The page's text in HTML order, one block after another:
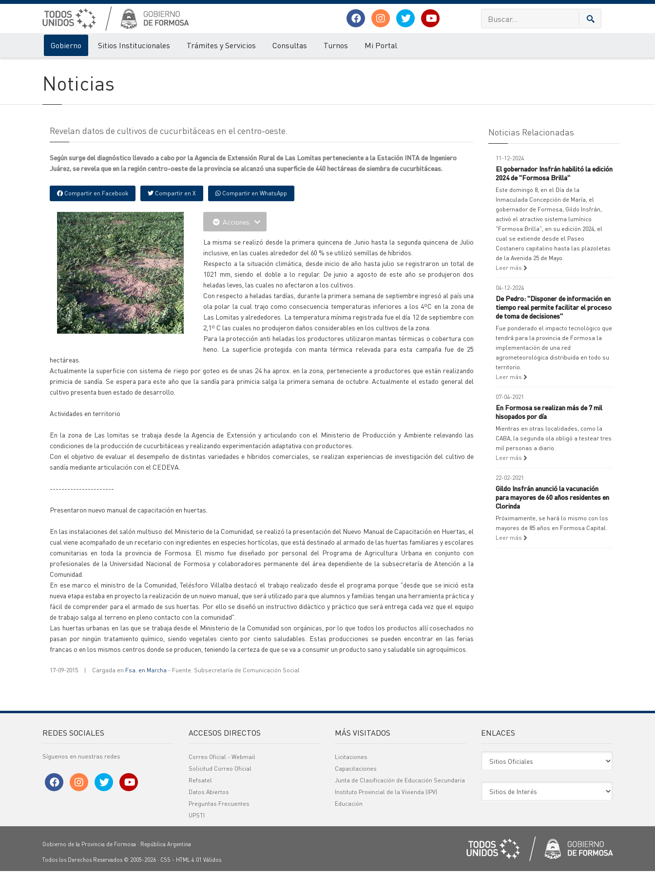
Gobierno Sitios Institucionales Trámites y Servicios Consultas Turnos Mi Portal
Noticias
Revelan datos de cultivos de cucurbitáceas en el centro-oeste.
Según surge del diagnóstico llevado a cabo por la Agencia de Extensión Rural de Las Lomitas perteneciente a la Estación INTA de Ingeniero
Juárez, se revela que en la región centro-oeste de la provincia se alcanzó una superficie de 440 hectáreas de siembra de cucurbitáceas.
Compartir en Facebook Compartir en X Compartir en WhatsApp
Acciones
La misma se realizó desde la primera quincena de Junio hasta la segunda quincena de Julio
inclusive, en las cuales alrededor del 60 % se utilizó semillas de híbridos.
Respecto a la situación climática, desde inicio de año hasta julio se registraron un total de
1021 mm, siendo el doble a lo regular. De junio a agosto de este año se produjeron dos
heladas leves, las cuales no afectaron a los cultivos.
Con respecto a heladas tardías, durante la primera semana de septiembre ingresó al país una
ola polar la cual trajo como consecuencia temperaturas inferiores a los 4ºC en la zona de
Las Lomitas y alrededores. La temperatura mínima registrada fue el día 12 de septiembre con
2,1º C las cuales no produjeron daños considerables en los cultivos de la zona.
Para la protección anti heladas los productores utilizaron mantas térmicas o cobertura con
heno. La superficie protegida con manta térmica relevada para esta campaña fue de 25
hectáreas.
Actualmente la superficie con sistema de riego por goteo es de unas 24 ha aprox. en la zona, perteneciente a productores que están realizando
primicia de sandía. Se espera para este año que la sandía para primicia salga la primera semana de octubre. Actualmente el estado general del
cultivo presenta buen estado de desarrollo.
Actividades en territorio
En la zona de Las lomitas se trabaja desde la Agencia de Extensión y articulando con el Ministerio de Producción y Ambiente relevando las
condiciones de la producción de cucurbitáceas y realizando experimentación adaptativa con productores.
Con el objetivo de evaluar el desempeño de distintas variedades e híbridos comerciales, se realizan experiencias de investigación del cultivo de
sandía mediante articulación con el CEDEVA.
----------------------
Presentaron nuevo manual de capacitación en huertas.
En las instalaciones del salón multiuso del Ministerio de la Comunidad, se realizó la presentación del Nuevo Manual de Capacitación en Huertas, el
cual viene acompañado de un recetario con ingredientes en especies hortícolas, que está destinado al armado de las huertas familiares y escolares
comunitarias en toda la provincia de Formosa. El mismo fue diseñado por personal del Programa de Agricultura Urbana en conjunto con
profesionales de la Universidad Nacional de Formosa y colaboradores permanente del área dependiente de la subsecretaría de Atención a la
Comunidad.
En ese marco el ministro de la Comunidad, Telésforo Villalba destacó el trabajo realizado desde el programa porque "desde que se inició esta
nueva etapa estaba en proyecto la realización de un nuevo manual, que será utilizado para que alumnos y familias tengan una herramienta práctica y
fácil de comprender para el armado de sus huertas. Por ello se diseñó un instructivo didáctico y práctico que será entrega cada vez que el equipo
de trabajo salga al terreno en pleno contacto con la comunidad".
Las huertas urbanas en las que se trabaja desde el Ministerio de la Comunidad son orgánicas, por lo que todos los productos allí cosechados no
pasan por ningún tratamiento químico, siendo vegetales ciento por ciento saludables. Estas producciones se pueden encontrar en las ferias
francas o en los mismos centros donde se producen, teniendo la certeza de que se va a consumir un producto sano y saludable sin agroquímicos.
17-09-2015 | Cargada en Fsa. en Marcha - Fuente: Subsecretaría de Comunicación Social
Noticias Relacionadas
11-12-2024
El gobernador Insfrán habilitó la edición
2024 de "Formosa Brilla"
Este domingo 8, en el Día de la
Inmaculada Concepción de María, el
gobernador de Formosa, Gildo Insfrán,
activó el atractivo sistema lumínico
"Formosa Brilla", en su edición 2024, el
cual se extiende desde el Paseo
Costanero capitalino hasta las plazoletas
de la Avenida 25 de Mayo.
Leer más
04-12-2024
De Pedro: "Disponer de información en
tiempo real permite facilitar el proceso
de toma de decisiones"
Fue ponderado el impacto tecnológico que
tendrá para la provincia de Formosa la
implementación de una red
agrometeorológica distribuida en todo su
territorio.
Leer más
07-04-2021
En Formosa se realizan más de 7 mil
hisopados por día
Mientras en otras localidades, como la
CABA, la segunda ola obligó a testear tres
mil personas a diario.
Leer más
22-02-2021
Gildo Insfrán anunció la vacunación
para mayores de 60 años residentes en
Clorinda
Próximamente, se hará lo mismo con los
mayores de 85 años en Formosa Capital.
Leer más
REDES SOCIALES
Síguenos en nuestras redes
ACCESOS DIRECTOS
Correo Oficial - Webmail
Solicitud Correo Oficial
Refsatel
Datos Abiertos
Preguntas Frecuentes
UPSTI
MÁS VISITADOS
Licitaciones
Capacitaciones
Junta de Clasificación de Educación Secundaria
Instituto Provincial de la Vivienda (IPV)
Educación
ENLACES
Gobierno de la Provincia de Formosa · República Argentina
Todos los Derechos Reservados © 2005-2026 · CSS - HTML 4.01 Válidos